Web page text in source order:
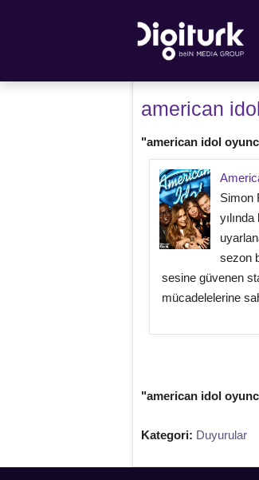
american
"american idol
Simon
sezon
sesine güvenen
mücadelelerine
"american idol
Kategori: Duyurular